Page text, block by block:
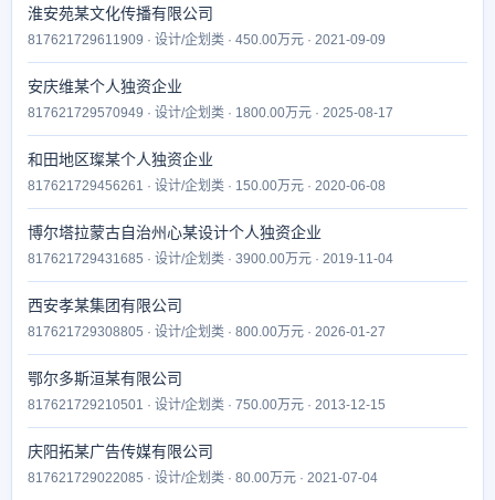
淮安苑某文化传播有限公司
817621729611909 · 设计/企划类 · 450.00万元 · 2021-09-09
安庆维某个人独资企业
817621729570949 · 设计/企划类 · 1800.00万元 · 2025-08-17
和田地区璨某个人独资企业
817621729456261 · 设计/企划类 · 150.00万元 · 2020-06-08
博尔塔拉蒙古自治州心某设计个人独资企业
817621729431685 · 设计/企划类 · 3900.00万元 · 2019-11-04
西安孝某集团有限公司
817621729308805 · 设计/企划类 · 800.00万元 · 2026-01-27
鄂尔多斯洹某有限公司
817621729210501 · 设计/企划类 · 750.00万元 · 2013-12-15
庆阳拓某广告传媒有限公司
817621729022085 · 设计/企划类 · 80.00万元 · 2021-07-04